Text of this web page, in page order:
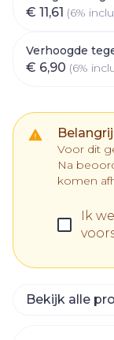
€ 11,61 (6%
Verhoogde
€ 6,90 (6%
Voor dit
Na
komen
Ik
Bekijk alle